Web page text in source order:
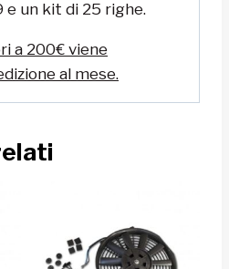
e un kit di 25 righe.
a 200€ viene
al mese.